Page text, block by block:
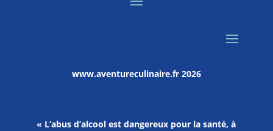
www.aventureculinaire.fr2026
« L’abus d’alcool est dangereux pour la santé, à